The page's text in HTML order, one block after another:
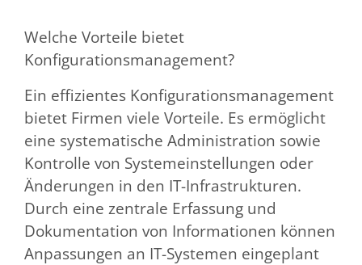
Welche Vorteile bietet
Konfigurationsmanagement?
Ein effizientes Konfigurationsmanagement
bietet Firmen viele Vorteile. Es ermöglicht
eine systematische Administration sowie
Kontrolle von Systemeinstellungen oder
Änderungen in den IT-Infrastrukturen.
Durch eine zentrale Erfassung und
Dokumentation von Informationen können
Anpassungen an IT-Systemen eingeplant